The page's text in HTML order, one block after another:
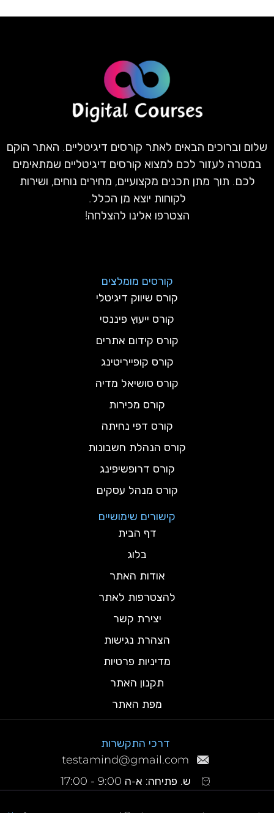
שלום וברוכים הבאים לאתר קורסים דיגיטליים. האתר הוקם
במטרה לעזור לכם למצוא קורסים דיגיטליים שמתאימים
לכם. תוך מתן תכנים מקצועיים, מחירים נוחים, ושירות
לקוחות יוצא מן הכלל.
הצטרפו אלינו להצלחה!
קורסים מומלצים
קורס שיווק דיגיטלי
קורס ייעוץ פיננסי
קורס קידום אתרים
קורס קופייריטינג
קורס סושיאל מדיה
קורס מכירות
קורס דפי נחיתה
קורס הנהלת חשבונות
קורס דרופשיפינג
קורס מנהל עסקים
קישורים שימושיים
דף הבית
בלוג
אודות האתר
להצטרפות לאתר
יצירת קשר
הצהרת נגישות
מדיניות פרטיות
תקנון האתר
מפת האתר
דרכי התקשרות
testamind@gmail.com
ש. פתיחה: א-ה 9:00 - 17:00